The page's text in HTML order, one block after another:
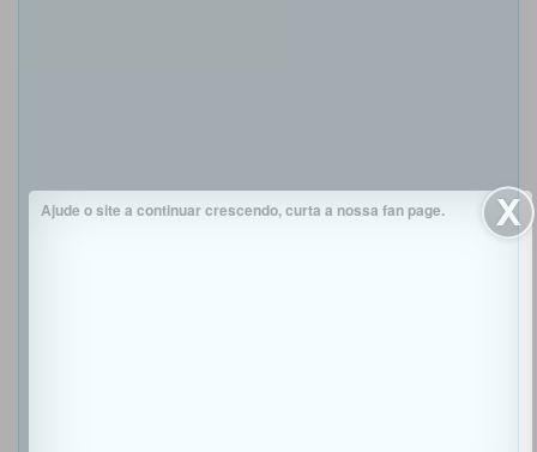
Ajude o site a continuar crescendo, curta a nossa fan page.